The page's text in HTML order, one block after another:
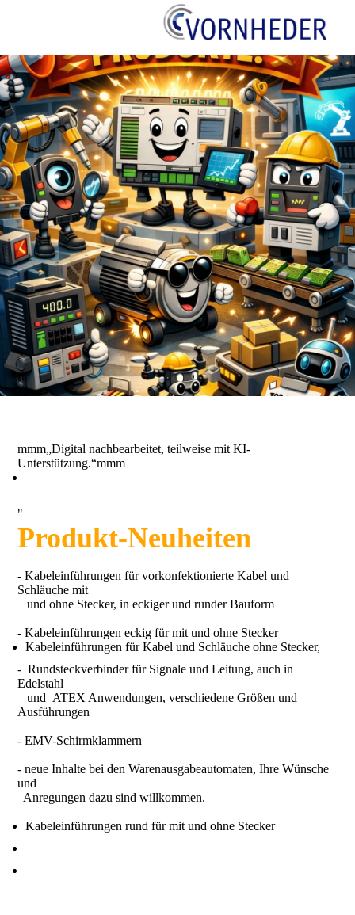
mmm„Digital nachbearbeitet, teilweise mit KI-
Unterstützung.“mmm
"
Produkt-Neuheiten
- Kabeleinführungen für vorkonfektionierte Kabel und
Schläuche mit
und ohne Stecker, in eckiger und runder Bauform
- Kabeleinführungen eckig für mit und ohne Stecker
Kabeleinführungen für Kabel und Schläuche ohne Stecker,
- Rundsteckverbinder für Signale und Leitung, auch in
Edelstahl
und ATEX Anwendungen, verschiedene Größen und
Ausführungen
- EMV-Schirmklammern
- neue Inhalte bei den Warenausgabeautomaten, Ihre Wünsche
und
Anregungen dazu sind willkommen.
Kabeleinführungen rund für mit und ohne Stecker